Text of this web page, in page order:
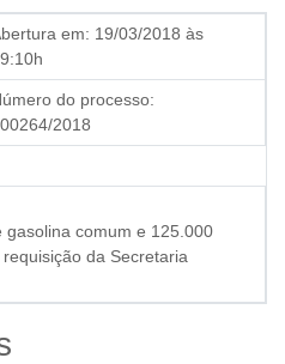
em: 19/03/2018 às
do processo:
2018
comum e 125.000
da Secretaria